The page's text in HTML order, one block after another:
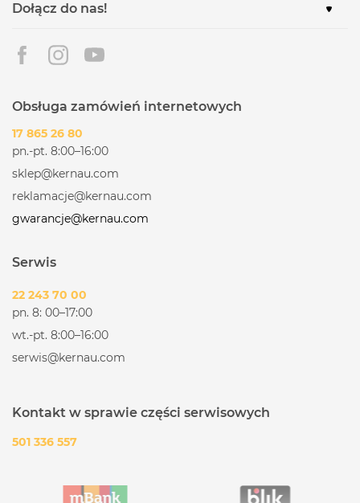
Dołącz do nas!
Obsługa zamówień internetowych
17 865 26 80
pn.-pt. 8:00–16:00
sklep@kernau.com
reklamacje@kernau.com
gwarancje@kernau.com
Serwis
22 243 70 00
pn. 8: 00–17:00
wt.-pt. 8:00–16:00
serwis@kernau.com
Kontakt w sprawie części serwisowych
501 336 557